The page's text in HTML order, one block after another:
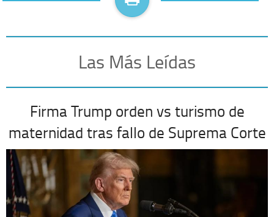
Las Más Leídas
Firma Trump orden vs turismo de
maternidad tras fallo de Suprema Corte